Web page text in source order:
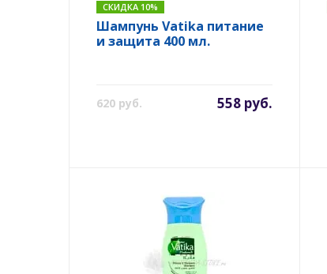
СКИДКА 10%
Шампунь Vatika питание
и защита 400 мл.
620 руб. 558 руб.